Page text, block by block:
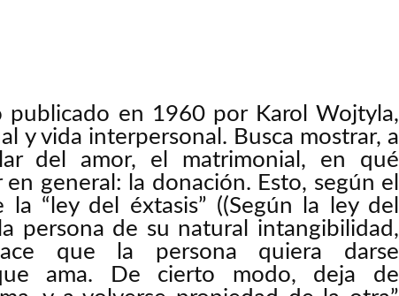
publicado en 1960 por Karol Wojtyla,
y vida interpersonal. Busca mostrar, a
del amor, el matrimonial, en qué
general: la donación. Esto, según el
“ley del éxtasis” ((Según la ley del
persona de su natural intangibilidad,
que la persona quiera darse
ama. De cierto modo, deja de